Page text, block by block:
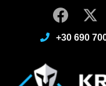
+30 690